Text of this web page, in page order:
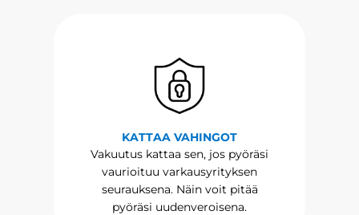
KATTAA VAHINGOT
Vakuutus kattaa sen, jos pyöräsi
vaurioituu varkausyrityksen
seurauksena. Näin voit pitää
pyöräsi uudenveroisena.